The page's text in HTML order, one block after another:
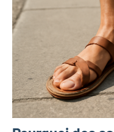
d'affaires
travers
nos
articles
dédiés
aux
matériaux